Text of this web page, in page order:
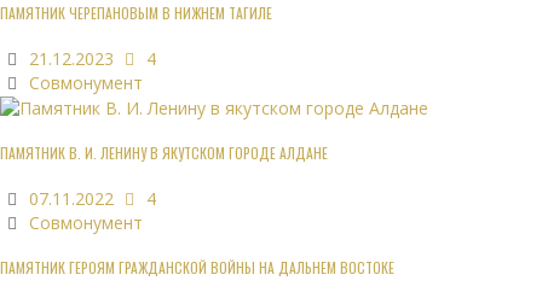
ПАМЯТНИК ЧЕРЕПАНОВЫМ В НИЖНЕМ ТАГИЛЕ
21.12.2023
4
Совмонумент
ПАМЯТНИК В. И. ЛЕНИНУ В ЯКУТСКОМ ГОРОДЕ АЛДАНЕ
07.11.2022
4
Совмонумент
ПАМЯТНИК ГЕРОЯМ ГРАЖДАНСКОЙ ВОЙНЫ НА ДАЛЬНЕМ ВОСТОКЕ